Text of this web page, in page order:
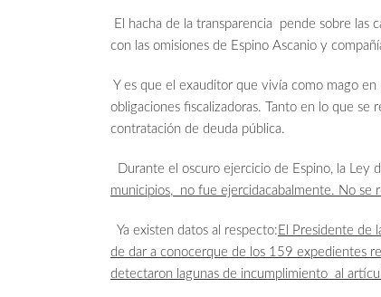
El hacha de la transparencia pende sobre las
con las omisiones de Espino Ascanio y
Y es que el exauditor que vivía como mago
obligaciones fiscalizadoras. Tanto en lo que se
contratación de deuda pública.
Durante el oscuro ejercicio de Espino, la Ley
municipios, no fue ejercidacabalmente. No se
Ya existen datos al respecto: El Presidente de
de dar a conocerque de los 159 expedientes
detectaron lagunas de incumplimiento al